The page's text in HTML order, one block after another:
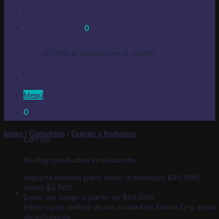
Carrito / 0
No hay productos en el carrito.
Menú
0
Carrito
No hay productos en el carrito.
Importe mínimo para envío a domicilio $45.000,
costo $6.500.
Envío sin cargo a partir de $60.000
Envíos solo dentro de las ciudad de Santa Fe y zona
de influencia
Limpieza – Hogar
Inicio / Galletitas / Dulces y Rellenas